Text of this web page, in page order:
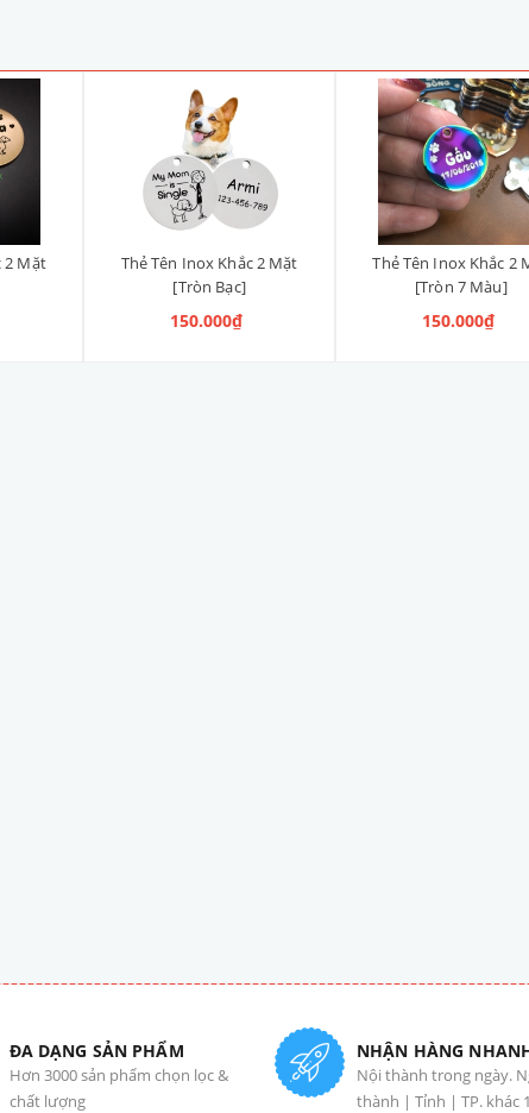
2 Mặt
Thẻ Tên Inox Khắc 2 Mặt
[Tròn Bạc]
150.000₫
Thẻ Tên Inox Khắc 2
[Tròn 7 Màu]
150.000₫
ĐA DẠNG SẢN PHẨM
Hơn 3000 sản phẩm chọn lọc &
chất lượng
NHẬN HÀNG
Nội thành trong ngày.
thành | Tỉnh | TP. khác